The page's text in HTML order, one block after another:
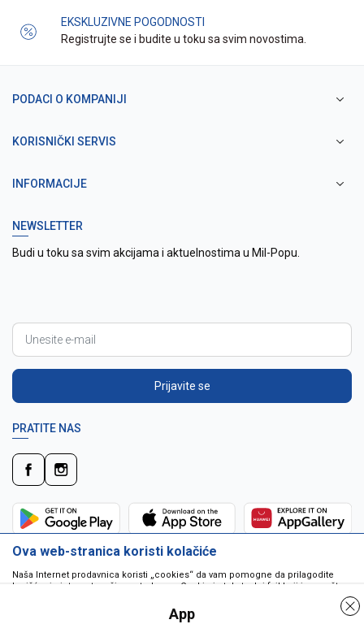
EKSKLUZIVNE POGODNOSTI
Registrujte se i budite u toku sa svim novostima.
PODACI O KOMPANIJI
KORISNIČKI SERVIS
INFORMACIJE
NEWSLETTER
Budi u toku sa svim akcijama i aktuelnostima u Mil-Popu.
Prijavite se
PRATITE NAS
Ova web-stranica koristi kolačiće
Naša Internet prodavnica koristi „cookies“ da vam pomogne da prilagodite
korišćenje interneta vašim potrebama. Cookie je tekstualni fajl koji je smešten
da pokrenu program ili da isporuče virus vašem računaru. Cookie-i su
jedinstveno dodeljeni vama, i jedino mogu biti pročitani od strane web servera
App